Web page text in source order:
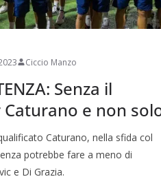
Ciccio Manzo
Senza il
e non
Caturano, nella sfida col
potrebbe fare a meno di
e Di Grazia.